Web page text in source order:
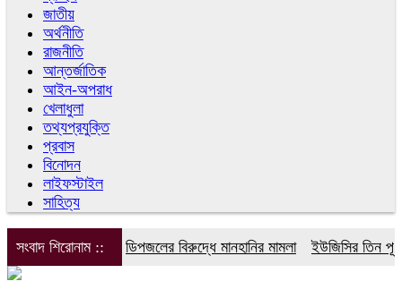
জাতীয়
অর্থনীতি
রাজনীতি
আন্তর্জাতিক
আইন-অপরাধ
খেলাধুলা
তথ্যপ্রযুক্তি
প্রবাস
বিনোদন
লাইফস্টাইল
সাহিত্য
সংবাদ শিরোনাম :: ডিপজলের বিরুদ্ধে মানহানির মামলা ইউজিসির তিন